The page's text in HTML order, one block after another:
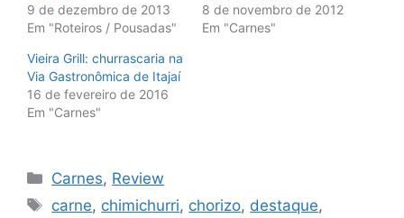
9 de dezembro de 2013
Em "Roteiros / Pousadas"
8 de novembro de 2012
Em "Carnes"
Vieira Grill: churrascaria na
Via Gastronômica de Itajaí
16 de fevereiro de 2016
Em "Carnes"
Categorias
Carnes, Review
Tags
carne, chimichurri, chorizo, destaque,